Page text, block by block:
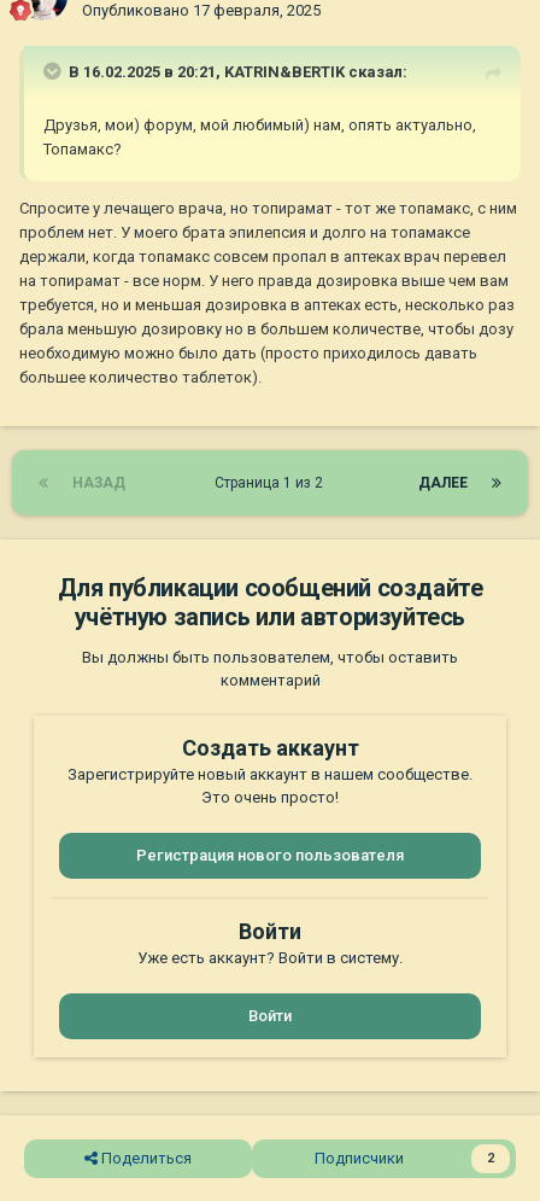
Опубликовано 17 февраля, 2025
В 16.02.2025 в 20:21, KATRIN&BERTIKсказал:
Друзья, мои) форум, мой любимый) нам, опять актуально,
Топамакс?
Спросите у лечащего врача, но топирамат - тот же топамакс, с ним
проблем нет. У моего брата эпилепсия и долго на топамаксе
держали, когда топамакс совсем пропал в аптеках врач перевел
на топирамат - все норм. У него правда дозировка выше чем вам
требуется, но и меньшая дозировка в аптеках есть, несколько раз
брала меньшую дозировку но в большем количестве, чтобы дозу
необходимую можно было дать (просто приходилось давать
большее количество таблеток).
НАЗАД ДАЛЕЕ
Страница 1 из 2
Для публикации сообщений создайте
учётную запись или авторизуйтесь
Вы должны быть пользователем, чтобы оставить
комментарий
Создать аккаунт
Зарегистрируйте новый аккаунт в нашем сообществе.
Это очень просто!
Регистрация нового пользователя
Войти
Уже есть аккаунт? Войти в систему.
Войти
Поделиться Подписчики 2